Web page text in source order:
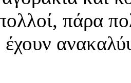
πάρα